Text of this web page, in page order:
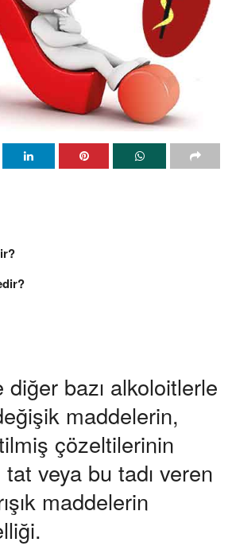
diğer bazı alkoloitlerle
maddelerin,
çözeltilerinin
veya bu tadı veren
maddelerin